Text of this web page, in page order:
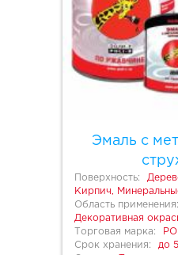
Эмаль с
Поверхность:
Кирпич,
Область применения:
Декоративная
Торговая марка:
Срок хранения:
до